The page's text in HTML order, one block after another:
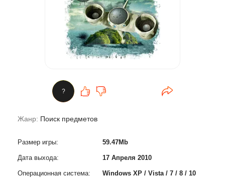
Жанр: Поиск предметов
Размер игры: 59.47Mb
Дата выхода: 17 Апреля 2010
Операционная система: Windows XP / Vista / 7 / 8 / 10
?